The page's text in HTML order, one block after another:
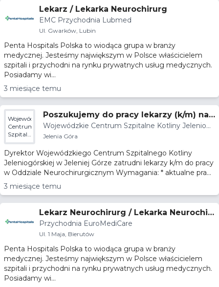
Lekarz / Lekarka Neurochirurg
EMC Przychodnia Lubmed
Ul. Gwarków, Lubin
Penta Hospitals Polska to wiodąca grupa w branży
medycznej. Jesteśmy największym w Polsce właścicielem
szpitali i przychodni na rynku prywatnych usług medycznych.
Posiadamy wi...
3 miesiące temu
Wojewódzkie
Centrum
Szpitalne
Kotliny
Jeleniogórskiej
Poszukujemy do pracy lekarzy (k/m) na
Oddział Neurochirurgii
Wojewódzkie Centrum Szpitalne Kotliny Jeleniog
órskiej
Jelenia Góra
Dyrektor Wojewódzkiego Centrum Szpitalnego Kotliny
Jeleniogórskiej w Jeleniej Górze zatrudni lekarzy k/m do pracy
w Oddziale Neurochirurgicznym Wymagania: * aktualne pra...
3 miesiące temu
Lekarz Neurochirurg / Lekarka Neurochir
urg
Przychodnia EuroMediCare
Ul. 1 Maja, Bierutów
Penta Hospitals Polska to wiodąca grupa w branży
medycznej. Jesteśmy największym w Polsce właścicielem
szpitali i przychodni na rynku prywatnych usług medycznych.
Posiadamy wi...